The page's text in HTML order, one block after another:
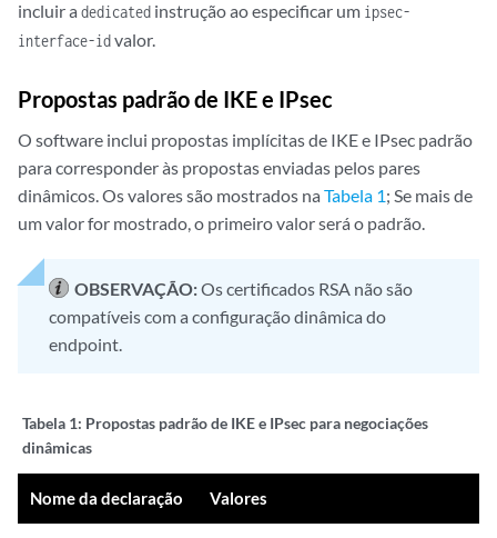
incluir a dedicated instrução ao especificar um ipsec-
interface-idvalor.
Propostas padrão de IKE e IPsec
O software inclui propostas implícitas de IKE e IPsec padrão
para corresponder às propostas enviadas pelos pares
dinâmicos. Os valores são mostrados na Tabela 1; Se mais de
um valor for mostrado, o primeiro valor será o padrão.
OBSERVAÇÃO:Os certificados RSA não são
compatíveis com a configuração dinâmica do
endpoint.
Tabela 1: Propostas padrão de IKE e IPsec para negociações
dinâmicas
Nome da declaração Valores